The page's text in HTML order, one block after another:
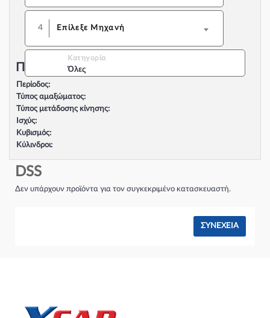
4 Επίλεξε Μηχανή
Κατηγορία
Όλες
Περιγραφή Αυτοκινήτου:
Περίοδος:
Τύπος αμαξώματος:
Τύπος μετάδοσης κίνησης:
Ισχύς:
Κυβισμός:
Κύλινδροι:
Τύπος κινητήρα:
DSS
Δεν υπάρχουν προϊόντα για τον συγκεκριμένο κατασκευαστή.
ΣΥΝΈΧΕΙΑ